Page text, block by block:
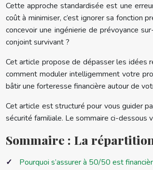
Cette approche standardisée est une
coût à minimiser, c’est ignorer sa fonction
concevoir une ingénierie de prévoyance
conjoint survivant ?
Cet article propose de dépasser les idées
comment moduler intelligemment votre
bâtir une forteresse financière autour de
Cet article est structuré pour vous guider
sécurité familiale. Le sommaire ci-
Sommaire : La
Pourquoi s’assurer à 50/50 est